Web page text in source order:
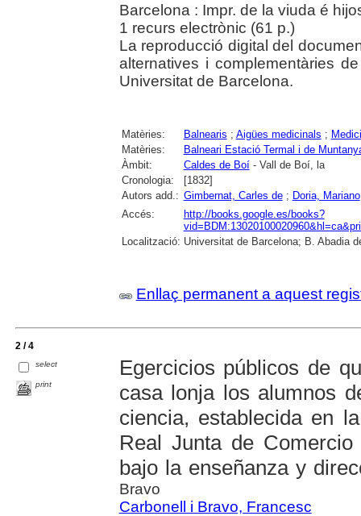
Barcelona : Impr. de la viuda é
1 recurs electrònic (61 p.)
La reproducció digital del
alternatives i complementàries
Universitat de Barcelona.
Matèries: Balnearis ; Aigües medicinals ;
Matèries:
Balneari Estació Termal i de
Àmbit:
Caldes de Boí- Vall de Boí, la
Cronologia:
[1832]
Autors add.: Gimbernat, Carles de; Doria, Mariano
Accés:
http://books.google.es/books?
Localització: Universitat de Barcelona; B. Abadia
Enllaç permanent a aquest
2 / 4
select
print
Egercicios públicos de
casa lonja los alumnos
ciencia, establecida en
Real Junta de
bajo la enseñanza y
Bravo
Carbonell i Bravo, Francesc